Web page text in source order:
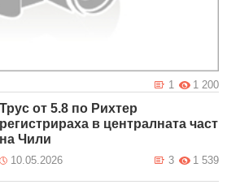
1 200
1
Трус от 5.8 по Рихтер
регистрираха в централната част
на Чили
10.05.2026 1 539
3